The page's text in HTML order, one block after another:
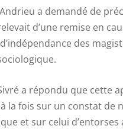
a demandé de
d’une remise en
des
a répondu que cette
la fois sur un constat de
et sur celui d’entorses